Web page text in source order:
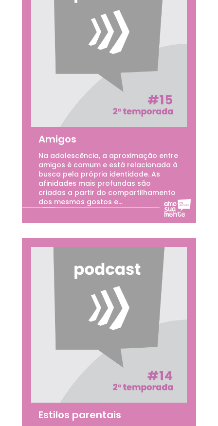
Amigos
Na adolescência, a aproximação entre
amigos é comum e está relacionada à
busca pela própria identidade. As
afinidades mais profundas são
criadas a partir do compartilhamento
dos mesmos gostos e...
Estilos parentais